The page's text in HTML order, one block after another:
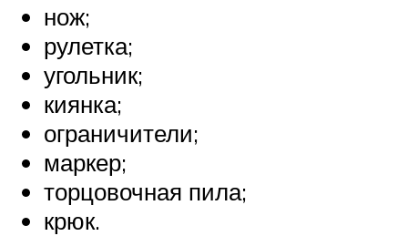
нож;
рулетка;
угольник;
киянка;
ограничители;
маркер;
торцовочная пила;
крюк.